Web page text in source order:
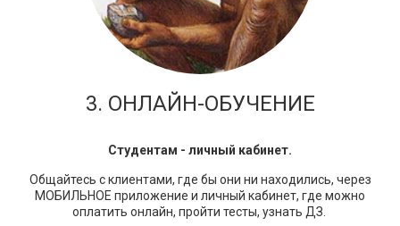
3. ОНЛАЙН-ОБУЧЕНИЕ
Студентам - личный кабинет.
Общайтесь с клиентами, где бы они ни находились, через
МОБИЛЬНОЕ приложение и личный кабинет, где можно
оплатить онлайн, пройти тесты, узнать ДЗ.